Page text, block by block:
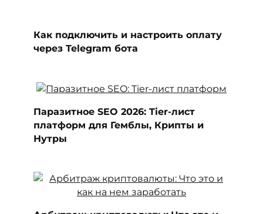
Как подключить и настроить оплату
через Telegram бота
Паразитное SEO 2026: Tier-лист
платформ для Гемблы, Крипты и
Нутры